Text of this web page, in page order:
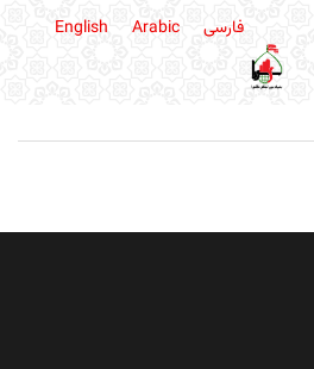
فارسی English Arabic